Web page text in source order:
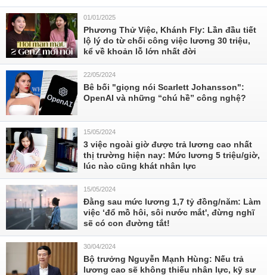
01/01/2025
Phương Thử Việc, Khánh Fly: Lần đầu tiết
lộ lý do từ chối công việc lương 30 triệu,
kể về khoản lỗ lớn nhất đời
22/05/2024
Bê bối "giọng nói Scarlett Johansson":
OpenAI và những “chú hề” công nghệ?
15/05/2024
3 việc ngoài giờ được trả lương cao nhất
thị trường hiện nay: Mức lương 5 triệu/giờ,
lúc nào cũng khát nhân lực
15/05/2024
Đằng sau mức lương 1,7 tỷ đồng/năm: Làm
việc ‘đổ mồ hôi, sôi nước mắt', đừng nghĩ
sẽ có con đường tắt!
30/04/2024
Bộ trưởng Nguyễn Mạnh Hùng: Nếu trả
lương cao sẽ không thiếu nhân lực, kỹ sư